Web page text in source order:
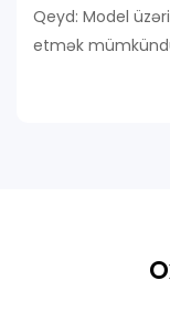
Qeyd: Model
etmək